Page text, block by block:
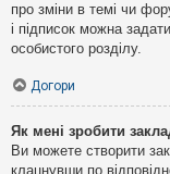
про зміни в темі чи
і підписок можна
особистого розділу.
Догори
Як мені зробити
Ви можете створити
клацнувши по